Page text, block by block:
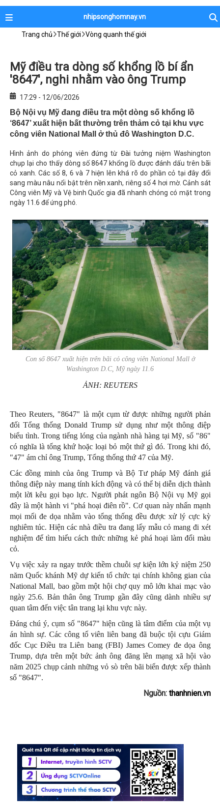
nhipsonghomnay.vn
Trang chủ Thế giới Vòng quanh thế giới
Mỹ điều tra dòng số khổng lồ bí ẩn
'8647', nghi nhằm vào ông Trump
17:29 - 12/06/2026
Bộ Nội vụ Mỹ đang điều tra một dòng số khổng lồ
‘8647’ xuất hiện bất thường trên thảm cỏ tại khu vực
công viên National Mall ở thủ đô Washington D.C.
Hình ảnh do phóng viên đứng từ Đài tưởng niệm Washington
chụp lại cho thấy dòng số 8647 khổng lồ được đánh dấu trên bãi
cỏ xanh. Các số 8, 6 và 7 hiện lên khá rõ do phần cỏ tại đây đổi
sang màu nâu nổi bật trên nền xanh, riêng số 4 hơi mờ. Cảnh sát
Công viên Mỹ và Vệ binh Quốc gia đã nhanh chóng có mặt trong
ngày 11.6 để ứng phó.
Con số 8647 xuất hiện trên bãi cỏ công viên National Mall ở
Washington D.C, Mỹ ngày 11.6
ẢNH: REUTERS
Theo Reuters, "8647" là một cụm từ được những người phản
đối Tổng thống Donald Trump sử dụng như một thông điệp
biểu tình. Trong tiếng lóng của ngành nhà hàng tại Mỹ, số "86"
có nghĩa là tống khứ hoặc loại bỏ một thứ gì đó. Trong khi đó,
"47" ám chỉ ông Trump, Tổng thống thứ 47 của Mỹ.
Các đồng minh của ông Trump và Bộ Tư pháp Mỹ đánh giá
thông điệp này mang tính kích động và có thể bị diễn dịch thành
một lời kêu gọi bạo lực. Người phát ngôn Bộ Nội vụ Mỹ gọi
đây là một hành vi "phá hoại điên rồ". Cơ quan này nhấn mạnh
mọi mối đe dọa nhằm vào tổng thống đều được xử lý cực kỳ
nghiêm túc. Hiện các nhà điều tra đang lấy mẫu cỏ mang đi xét
nghiệm để tìm hiểu cách thức những kẻ phá hoại làm đổi màu
cỏ.
Vụ việc xảy ra ngay trước thềm chuỗi sự kiện lớn kỷ niệm 250
năm Quốc khánh Mỹ dự kiến tổ chức tại chính không gian của
National Mall, bao gồm một hội chợ quy mô lớn khai mạc vào
ngày 25.6. Bản thân ông Trump gần đây cũng dành nhiều sự
quan tâm đến việc tân trang lại khu vực này.
Đáng chú ý, cụm số "8647" hiện cũng là tâm điểm của một vụ
án hình sự. Các công tố viên liên bang đã buộc tội cựu Giám
đốc Cục Điều tra Liên bang (FBI) James Comey đe dọa ông
Trump, dựa trên một bức ảnh ông đăng lên mạng xã hội vào
năm 2025 chụp cảnh những vỏ sò trên bãi biển được xếp thành
số "8647".
Nguồn: thanhnien.vn